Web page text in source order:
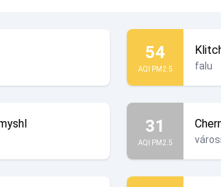
54
AQI PM2.5 falu
31
AQI PM2.5